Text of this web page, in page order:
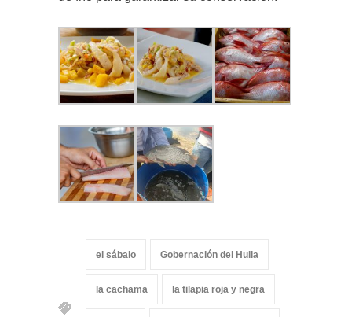
el sábalo Gobernación del Huila
la cachama la tilapia roja y negra